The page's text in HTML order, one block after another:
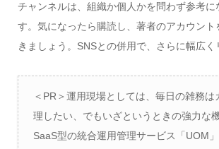
チャンネルは、組織か個人かを問わず参考に
す。気になったら購読し、著者のアカウント
きましょう。SNSとの併用で、さらに幅広く
＜PR＞運用現場としては、毎日の雑務は
理したい、でもいざというときの強力な
SaaS型の統合運用管理サービス「UOM